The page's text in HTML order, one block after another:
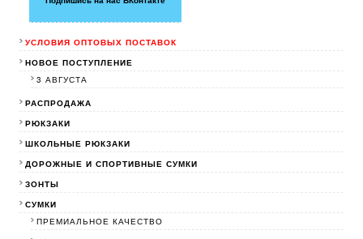
УСЛОВИЯ ОПТОВЫХ ПОСТАВОК
НОВОЕ ПОСТУПЛЕНИЕ
3 АВГУСТА
РАСПРОДАЖА
РЮКЗАКИ
ШКОЛЬНЫЕ РЮКЗАКИ
ДОРОЖНЫЕ И СПОРТИВНЫЕ СУМКИ
ЗОНТЫ
СУМКИ
ПРЕМИАЛЬНОЕ КАЧЕСТВО